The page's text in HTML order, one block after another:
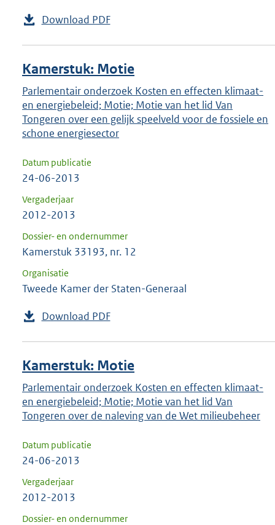
Download PDF
Kamerstuk: Motie
Parlementair onderzoek Kosten en effecten klimaat-
en energiebeleid; Motie; Motie van het lid Van
Tongeren over een gelijk speelveld voor de fossiele en
schone energiesector
Datum publicatie
24-06-2013
Vergaderjaar
2012-2013
Dossier- en ondernummer
Kamerstuk 33193, nr. 12
Organisatie
Tweede Kamer der Staten-Generaal
Download PDF
Kamerstuk: Motie
Parlementair onderzoek Kosten en effecten klimaat-
en energiebeleid; Motie; Motie van het lid Van
Tongeren over de naleving van de Wet milieubeheer
Datum publicatie
24-06-2013
Vergaderjaar
2012-2013
Dossier- en ondernummer